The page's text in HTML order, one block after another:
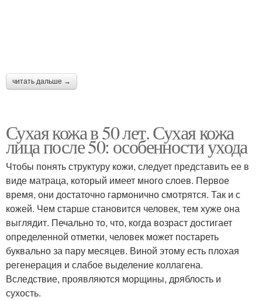
читать дальше →
Сухая кожа в 50 лет. Сухая кожа
лица после 50: особенности ухода
Чтобы понять структуру кожи, следует представить ее в
виде матраца, который имеет много слоев. Первое
время, они достаточно гармонично смотрятся. Так и с
кожей. Чем старше становится человек, тем хуже она
выглядит. Печально то, что, когда возраст достигает
определенной отметки, человек может постареть
буквально за пару месяцев. Виной этому есть плохая
регенерация и слабое выделение коллагена.
Вследствие, проявляются морщины, дряблость и
сухость.